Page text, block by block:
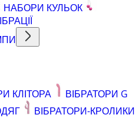
НАБОРИ КУЛЬОК
КЛІТОРА
ВІБРАТОРИ G
ВІБРАТОРИ-КРОЛИКИ